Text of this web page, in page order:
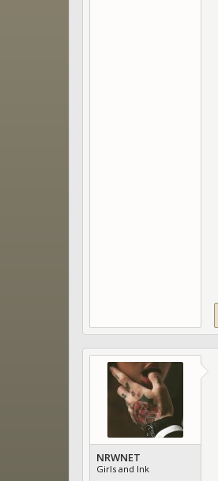
NRWNET
Girls and Ink